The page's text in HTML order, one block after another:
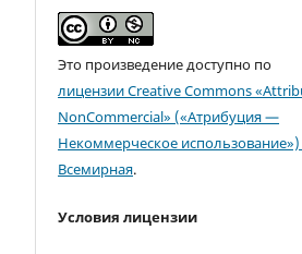
Это произведение доступно по
лицензии Creative Commons
NonCommercial» («Атрибуция —
Некоммерческое использование»)
Всемирная.
Условия лицензии